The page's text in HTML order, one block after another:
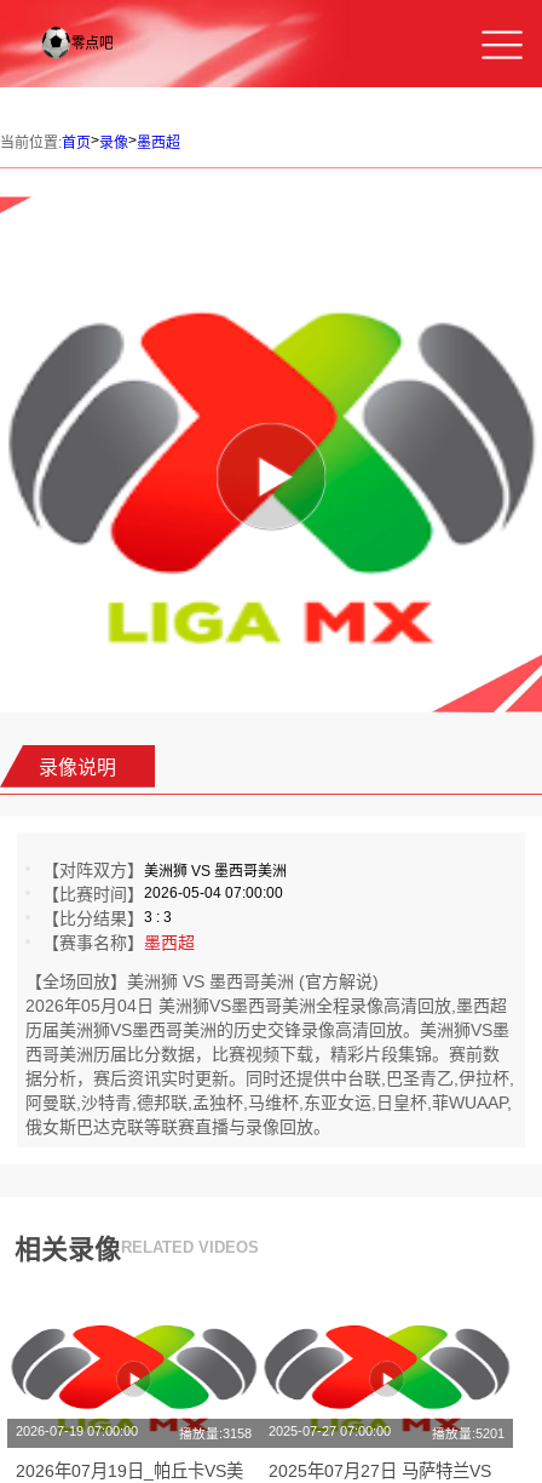
当前位置:首页>录像>墨西超
录像说明
【对阵双方】美洲狮 VS 墨西哥美洲
【比赛时间】2026-05-04 07:00:00
【比分结果】3 : 3
【赛事名称】墨西超
【全场回放】美洲狮 VS 墨西哥美洲 (官方解说)
2026年05月04日 美洲狮VS墨西哥美洲全程录像高清回放,墨西超
历届美洲狮VS墨西哥美洲的历史交锋录像高清回放。美洲狮VS墨
西哥美洲历届比分数据，比赛视频下载，精彩片段集锦。赛前数
据分析，赛后资讯实时更新。同时还提供中台联,巴圣青乙,伊拉杯,
阿曼联,沙特青,德邦联,孟独杯,马维杯,东亚女运,日皇杯,菲WUAAP,
俄女斯巴达克联等联赛直播与录像回放。
相关录像 RELATED VIDEOS
2026-07-19 07:00:00 播放量:3158
2026年07月19日_帕丘卡VS美
2025-07-27 07:00:00 播放量:5201
2025年07月27日 马萨特兰VS